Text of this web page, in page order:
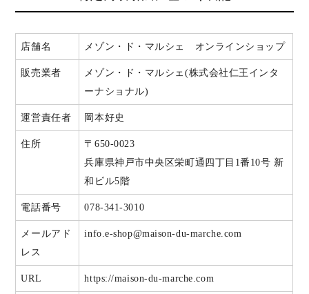
店舗名 メゾン・ド・マルシェ オンラインショップ
販売業者
メゾン・ド・マルシェ(株式会社仁王インタ
ーナショナル)
運営責任者 岡本好史
住所
〒650-0023
兵庫県神戸市中央区栄町通四丁目1番10号 新
和ビル5階
電話番号 078-341-3010
メールアド
レス
info.e-shop@maison-du-marche.com
URL https://maison-du-marche.com